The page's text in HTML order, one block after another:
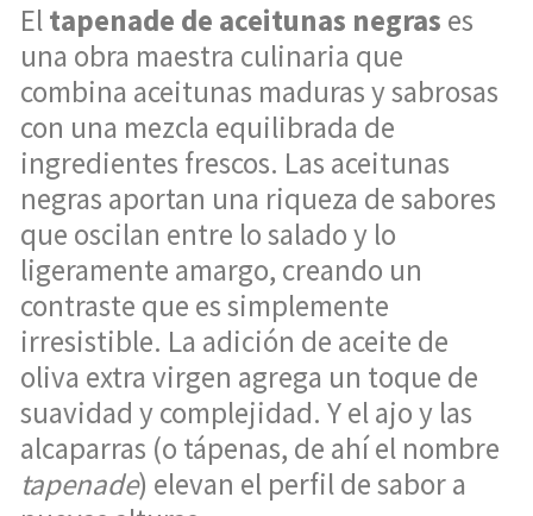
Eltapenade de aceitunas negras es
una obra maestra culinaria que
combina aceitunas maduras y sabrosas
con una mezcla equilibrada de
ingredientes frescos. Las aceitunas
negras aportan una riqueza de sabores
que oscilan entre lo salado y lo
ligeramente amargo, creando un
contraste que es simplemente
irresistible. La adición de aceite de
oliva extra virgen agrega un toque de
suavidad y complejidad. Y el ajo y las
alcaparras (o tápenas, de ahí el nombre
tapenade) elevan el perfil de sabor a